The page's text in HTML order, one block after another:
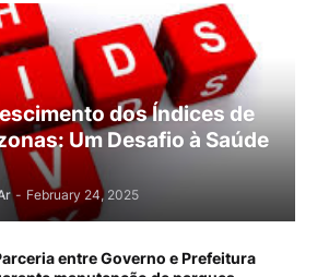
dos Índices de
Um Desafio à Saúde
- February 24, 2025
entre Governo e Prefeitura